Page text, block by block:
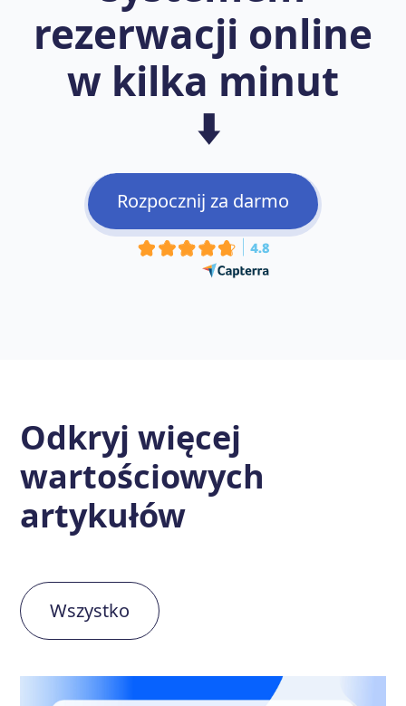
rezerwacji online
w kilka minut
⬇️
Rozpocznij za darmo
Odkryj więcej
wartościowych
artykułów
Wszystko